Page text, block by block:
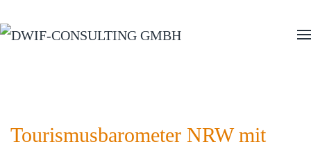
Zum Hauptinhalt springen
Tourismusbarometer NRW mit